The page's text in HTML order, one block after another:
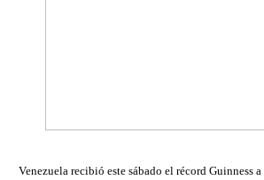
Venezuela recibió este sábado el récord Guinness